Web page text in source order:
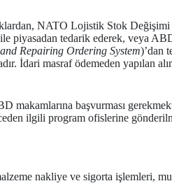
NATO Lojistik Stok Değişimi
piyasadan tedarik ederek, veya
Repairing Ordering System)’dan
İdari masraf ödemeden yapılan
makamlarına başvurması
ilgili program ofislerine
nakliye ve sigorta işlemleri,